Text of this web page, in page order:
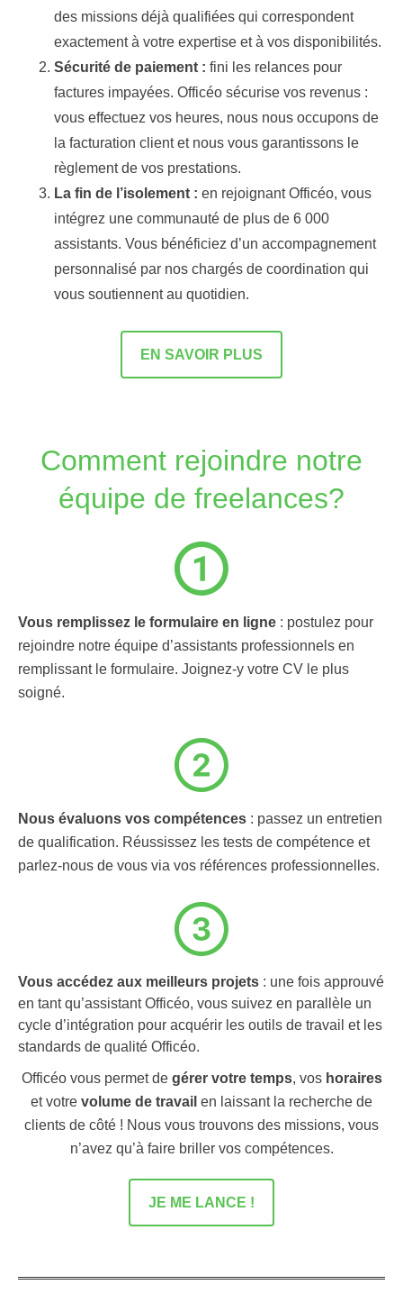
des missions déjà qualifiées qui correspondent
exactement à votre expertise et à vos disponibilités.
Sécurité de paiement : fini les relances pour
factures impayées. Officéo sécurise vos revenus :
vous effectuez vos heures, nous nous occupons de
la facturation client et nous vous garantissons le
règlement de vos prestations.
La fin de l’isolement : en rejoignant Officéo, vous
intégrez une communauté de plus de 6 000
assistants. Vous bénéficiez d’un accompagnement
personnalisé par nos chargés de coordination qui
vous soutiennent au quotidien.
EN SAVOIR PLUS
Comment rejoindre notre
équipe de freelances?
Vous remplissez le formulaire en ligne : postulez pour
rejoindre notre équipe d’assistants professionnels en
remplissant le formulaire. Joignez-y votre CV le plus
soigné.
Nous évaluons vos compétences : passez un entretien
de qualification. Réussissez les tests de compétence et
parlez-nous de vous via vos références professionnelles.
Vous accédez aux meilleurs projets : une fois approuvé
en tant qu’assistant Officéo, vous suivez en parallèle un
cycle d’intégration pour acquérir les outils de travail et les
standards de qualité Officéo.
Officéo vous permet degérer votre temps, vos horaires
et votre volume de travail en laissant la recherche de
clients de côté ! Nous vous trouvons des missions, vous
n’avez qu’à faire briller vos compétences.
JE ME LANCE !